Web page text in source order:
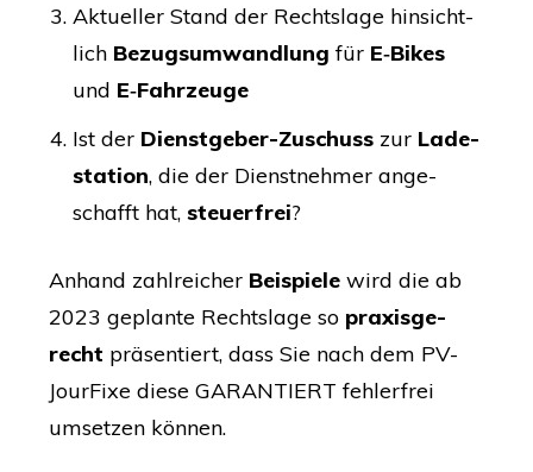
Aktu­el­ler Stand der Rechts­la­ge hin­sicht­
lich Bezugs­um­wand­lung für E‑Bikes
und E‑Fahrzeuge
Ist der Dienst­ge­ber-Zuschuss zur Lade­
sta­ti­on, die der Dienst­neh­mer ange­
schafft hat, steu­er­frei?
Anhand zahl­rei­cher Bei­spie­le wird die ab
2023 geplan­te Rechts­la­ge so pra­xis­ge­
recht prä­sen­tiert, dass Sie nach dem PV-
Jour­Fi­xe die­se GARAN­TIERT feh­ler­frei
umset­zen können.